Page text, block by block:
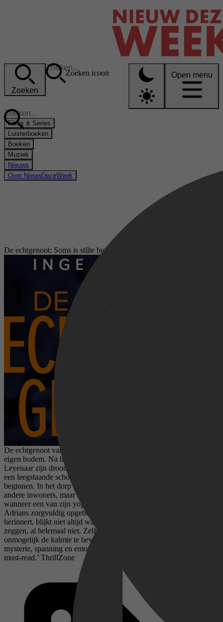
Zoeken
Zoeken icoon Open menu
Films & Series
Luisterboeken
Boeken
Muziek
Nieuws
Over NieuwDezeWeek
De echtgenoot: Soms is stilte het gevaarlijkst...
De echtgenoot van Inge Spaan is psychologische spanning van
eigen bodem. Na het overlijden van zijn vrouw besluit Adrian
Leyenaar zijn droom waar te maken. Hij verlaat de Randstad om in
een leegstaande school in Drenthe zijn eigen yogacentrum te
beginnen. In het dorp botsen zijn plannen al snel met die van de
andere inwoners, maar dat is niet zijn grootste probleem. Want
wanneer een van zijn yogaleerlingen spoorloos verdwijnt, begint
Adrians zorgvuldig opgebouwde leven te wankelen. Wat hij zich
herinnert, blijkt niet altijd waar te zijn. Wat anderen over hem
zeggen, al helemaal niet. Zelfs voor een yogadocent wordt het
onmogelijk de kalmte te bewaren. Adem in, adem uit… ‘De mix van
mysterie, spanning en emotionele diepgang maakt dit boek een
must-read.’ ThrillZone